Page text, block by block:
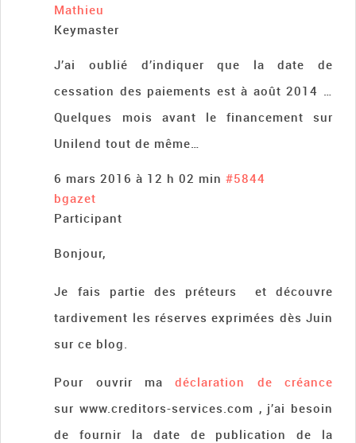
Mathieu
Keymaster
J’ai oublié d’indiquer que la date de
cessation des paiements est à août 2014 …
Quelques mois avant le financement sur
Unilend tout de même…
6 mars 2016 à 12 h 02 min #5844
bgazet
Participant
Bonjour,
Je fais partie des préteurs et découvre
tardivement les réserves exprimées dès Juin
sur ce blog.
Pour ouvrir madéclaration de créance
sur www.creditors-services.com , j’ai besoin
de fournir la date de publication de la